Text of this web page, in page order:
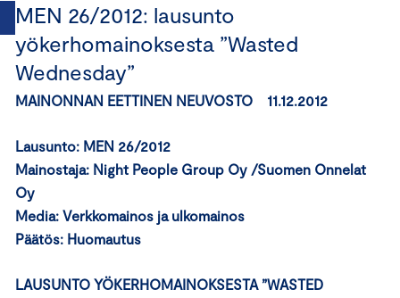
MEN 26/2012: lausunto
yökerhomainoksesta ”Wasted
Wednesday”
MAINONNAN EETTINEN NEUVOSTO 11.12.2012
Lausunto: MEN 26/2012
Mainostaja: Night People Group Oy /Suomen Onnelat
Oy
Media: Verkkomainos ja ulkomainos
Päätös: Huomautus
LAUSUNTO YÖKERHOMAINOKSESTA ”WASTED